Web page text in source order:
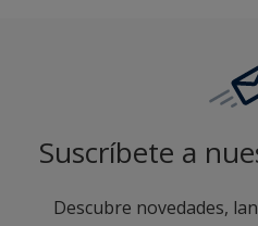
Suscríbete a
Descubre novedades,